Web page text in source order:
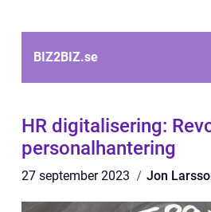
BIZ2BIZ.se
HR digitalisering:
personalhantering
27 september 2023 Jon